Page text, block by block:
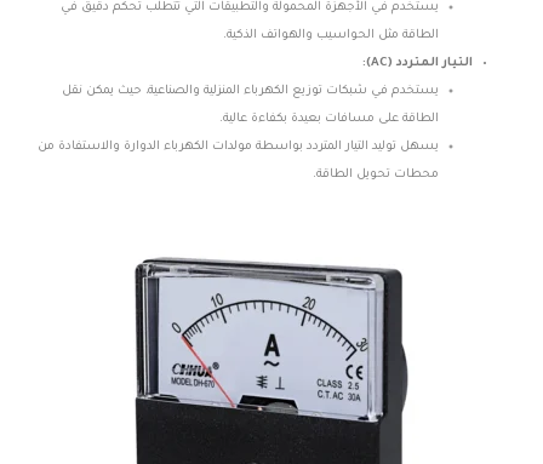
يستخدم في الأجهزة المحمولة والتطبيقات التي تتطلب تحكم دقيق في
الطاقة مثل الحواسيب والهواتف الذكية.
التيار المتردد (AC):
يستخدم في شبكات توزيع الكهرباء المنزلية والصناعية، حيث يمكن نقل
الطاقة على مسافات بعيدة بكفاءة عالية.
يسهل توليد التيار المتردد بواسطة مولدات الكهرباء الدوارة والاستفادة من
محطات تحويل الطاقة.